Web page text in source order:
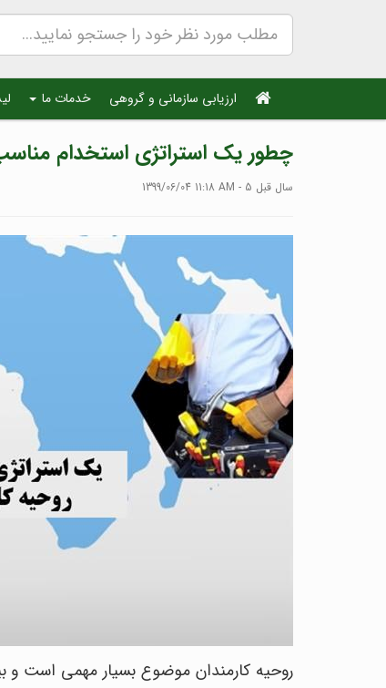
ارزیابی سازمانی و گروهی خدمات ما
چطور یک استراتژی استخدام
1399/06/04 11:18 AM - 5 سال قبل
روحیه کارمندان موضوع بسیار مهمی است و